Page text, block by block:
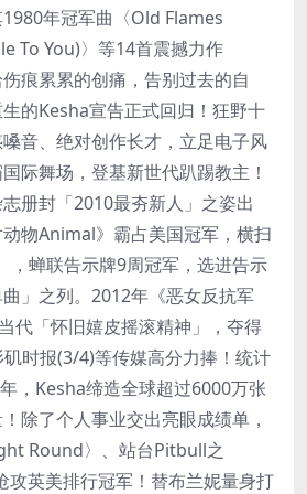
年冠军曲〈Old Flames
To You)〉等14首震撼力作
痕累累的创痛，告别过去的自
的Kesha宣告正式回归！狂野十
音、绝对创作长才，立足电子风
际舞场，登基新世代趴踢教主！
册封「2010最夯新人」之姿出
物Animal》霸占美国冠军，横扫
，蝉联告示牌9周冠军，选进告示
」之列。2012年《恶女反抗军
代「怀旧嬉皮摇滚精神」，夺得
时报(3/4)等传媒高分力捧！统计
，Kesha缔造全球超过6000万张
除了个人事业交出亮眼成绩单，
Round〉、站台Pitbull之
攻英美排行冠军！替布兰妮量身打